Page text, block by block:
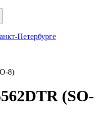
Петербурге
8)
(SO-